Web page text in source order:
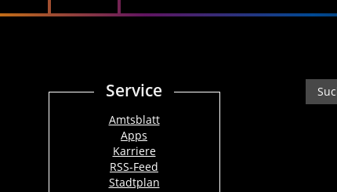
Service
Amtsblatt
Apps
Karriere
RSS-Feed
Stadtplan